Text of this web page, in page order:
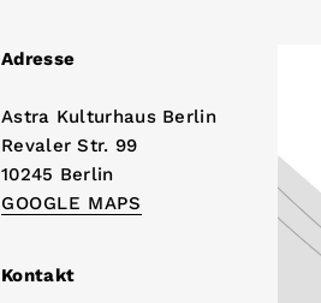
Adresse
Astra Kulturhaus Berlin
Revaler Str. 99
10245 Berlin
GOOGLE MAPS
Kontakt